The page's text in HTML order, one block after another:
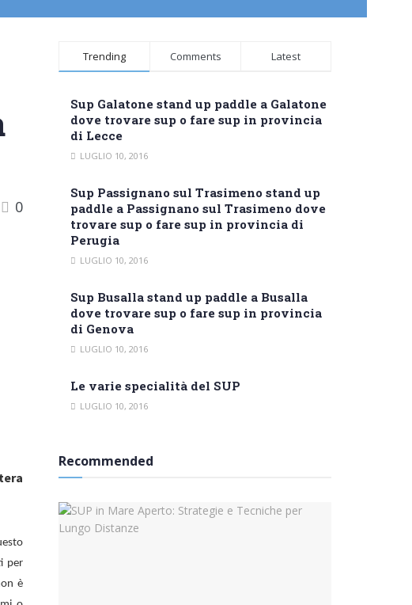
0
per
è
Trending Comments Latest
Sup Galatone stand up paddle a Galatone
dove trovare sup o fare sup in provincia
di Lecce
LUGLIO 10, 2016
Sup Passignano sul Trasimeno stand up
paddle a Passignano sul Trasimeno dove
trovare sup o fare sup in provincia di
Perugia
LUGLIO 10, 2016
Sup Busalla stand up paddle a Busalla
dove trovare sup o fare sup in provincia
di Genova
LUGLIO 10, 2016
Le varie specialità del SUP
LUGLIO 10, 2016
Recommended